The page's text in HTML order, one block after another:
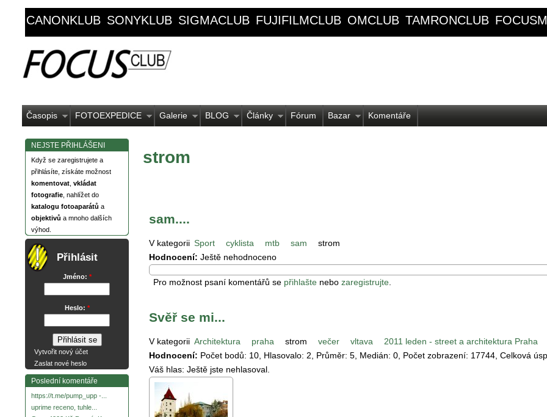
CANONKLUB SONYKLUB SIGMACLUB FUJIFILMCLUB OMCLUB TAMRONCLUB
Časopis FOTOEXPEDICE Galerie BLOG Články Fórum Bazar Komentáře
NEJSTE PŘIHLÁŠENI
Když se zaregistrujete a
přihlásíte, získáte možnost
komentovat vkládat
fotografie , nahlížet do
katalogu fotoaparátů a
objektivů a mnoho dalších
výhod.
Přihlásit
Jméno: *
Heslo: *
Vytvořit nový účet
Zaslat nové heslo
Poslední komentáře
https://t.me/pump_upp -...
uprime receno, tuhle...
strom
sam....
V kategorii Sport cyklista mtb sam
strom
Hodnocení: Ještě nehodnoceno
Pro možnost psaní komentářů se přihlašte nebo zaregistrujte.
Svěř se mi...
V kategorii Architektura praha strom večer vltava
2011 leden - street a architektura Praha
Hodnocení: Počet bodů: 10 , Hlasovalo: 2 , Průměr: 5 , Medián: 0 , Počet zobrazení: 17744 , Celková
Váš hlas: Ještě jste nehlasoval.